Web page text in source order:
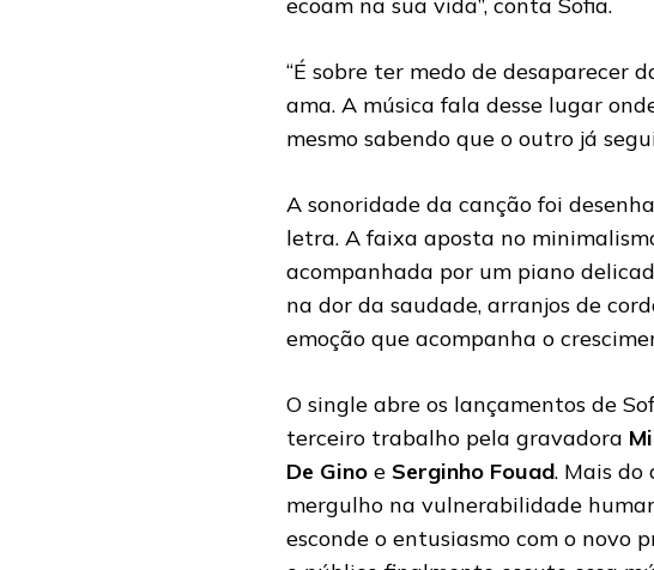
“É sobre ter medo de desaparecer
ama. A música fala desse lugar
mesmo sabendo que o outro já
A sonoridade da canção foi
letra. A faixa aposta no
acompanhada por um piano
na dor da saudade, arranjos de
emoção que acompanha o
O single abre os lançamentos de
terceiro trabalho pela gravadora
De Gino e Serginho Fouad. Mais do
mergulho na vulnerabilidade
esconde o entusiasmo com o novo